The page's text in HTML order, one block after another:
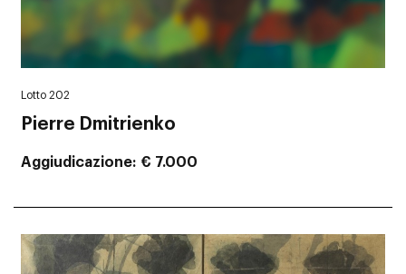
Lotto 202
Pierre Dmitrienko
Aggiudicazione € 7.000